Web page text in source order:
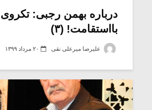
درباره بهمن رجبی: تکروی
بااستقامت! (۳)
علیرضا میرعلی نقی ۲۰ مرداد ۱۳۹۹